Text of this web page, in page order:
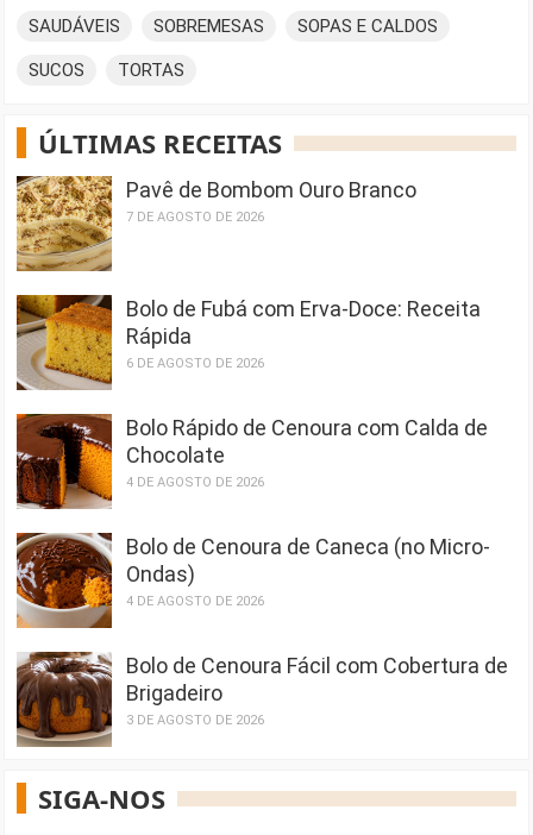
SAUDÁVEIS SOBREMESAS SOPAS E CALDOS
SUCOS TORTAS
ÚLTIMAS RECEITAS
Pavê de Bombom Ouro Branco
7 DE AGOSTO DE 2026
Bolo de Fubá com Erva-Doce: Receita
Rápida
6 DE AGOSTO DE 2026
Bolo Rápido de Cenoura com Calda de
Chocolate
4 DE AGOSTO DE 2026
Bolo de Cenoura de Caneca (no Micro-
Ondas)
4 DE AGOSTO DE 2026
Bolo de Cenoura Fácil com Cobertura de
Brigadeiro
3 DE AGOSTO DE 2026
SIGA-NOS